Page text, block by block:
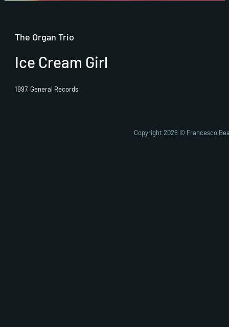
The Organ Trio
Ice Cream Girl
1997, General Records
Copyright 2026 © Francesco